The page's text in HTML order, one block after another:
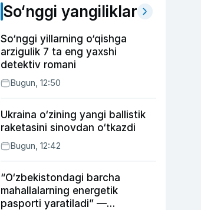
So‘nggi yangiliklar
So‘nggi yillarning o‘qishga
arzigulik 7 ta eng yaxshi
detektiv romani
Bugun, 12:50
Ukraina o‘zining yangi ballistik
raketasini sinovdan o‘tkazdi
Bugun, 12:42
“O‘zbekistondagi barcha
mahallalarning energetik
pasporti yaratiladi” —